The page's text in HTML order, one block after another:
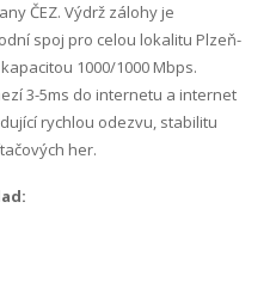
ČEZ. Výdrž zálohy je
spoj pro celou lokalitu Plzeň-
1000/1000 Mbps.
3-5ms do internetu a internet
rychlou odezvu, stabilitu
her.